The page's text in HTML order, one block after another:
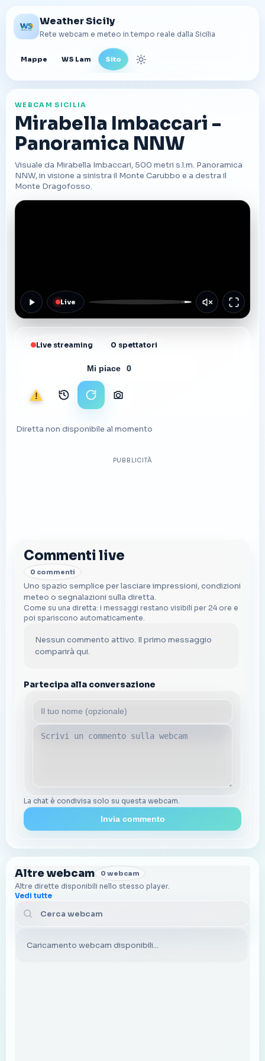
Weather Sicily
Rete webcam e meteo in tempo reale dalla Sicilia
Mappe WS Lam Sito Cambia tema
WEBCAM SICILIA
Mirabella Imbaccari -
Panoramica NNW
Visuale da Mirabella Imbaccari, 500 metri s.l.m. Panoramica
NNW, in visione a sinistra il Monte Carubbo e a destra il
Monte Dragofosso.
Live
Live streaming 0 spettatori
Mi piace 0
SegnalaArchivio immagini
Ricarica stream
Scarica foto
Diretta non disponibile al momento
PUBBLICITÀ
Commenti live
0 commenti
Uno spazio semplice per lasciare impressioni, condizioni
meteo o segnalazioni sulla diretta.
Come su una diretta: i messaggi restano visibili per 24 ore e
poi spariscono automaticamente.
Nessun commento attivo. Il primo messaggio
comparirà qui.
Partecipa alla conversazione
La chat è condivisa solo su questa webcam.
Invia commento
Altre webcam 0 webcam
Altre dirette disponibili nello stesso player.
Vedi tutte
Caricamento webcam disponibili...